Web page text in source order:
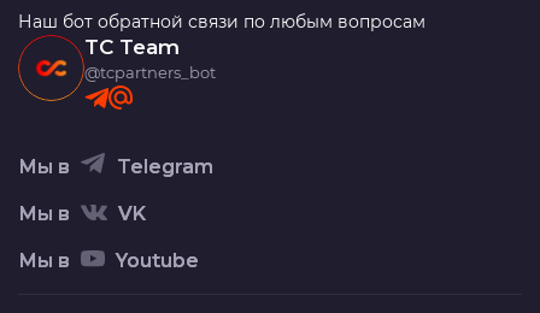
Наш бот обратной связи по любым вопросам
TC Team
@tcpartners_bot
Мы в Telegram
Мы в VK
Мы в Youtube